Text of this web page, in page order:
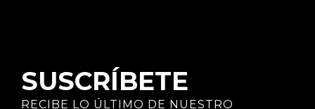
SUSCRÍBETE
RECIBE LO ÚLTIMO DE NUESTRO